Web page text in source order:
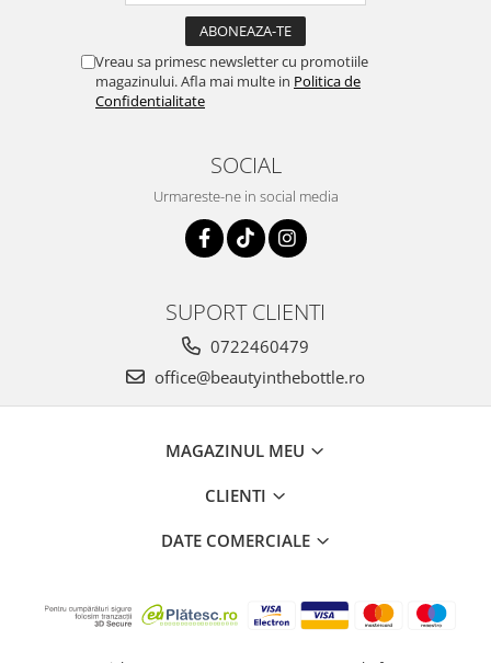
Vreau sa primesc newsletter cu promotiile
magazinului. Afla mai multe in Politica de
Confidentialitate
SOCIAL
Urmareste-ne in social media
SUPORT CLIENTI
0722460479
office@beautyinthebottle.ro
MAGAZINUL MEU
CLIENTI
DATE COMERCIALE